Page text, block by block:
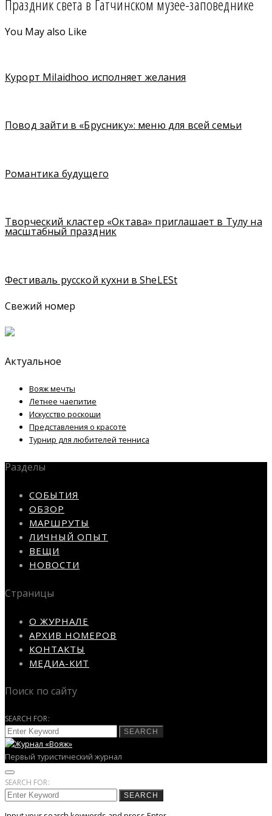
Праздник света в Гатчинском музее-заповеднике
You May also Like
Курорт Milaidhoo исполняет желания
Повод зайти в «Бруснику»: меню для всей семьи
Романтика будущего
Творческий кластер «Октава» приглашает в Тулу на
масштабный праздник
Фестиваль русской кухни в SheLESt
Свежий номер
Актуальное
Вояж мечты
Летнее чаепитие
Искусство роскоши
Представления о красоте
Турнир для любителей тенниса
Разделы
СОБЫТИЯ
ОБЗОР
МАРШРУТЫ
ЛИЧНЫЙ ОПЫТ
ВЕЩИ
НОВОСТИ
Страницы
О ЖУРНАЛЕ
АРХИВ НОМЕРОВ
КОНТАКТЫ
МЕДИА-КИТ
Поиск по сайту
SEARCH FOR:
SEARCH
Первый туристический журнал
SEARCH FOR:
SEARCH